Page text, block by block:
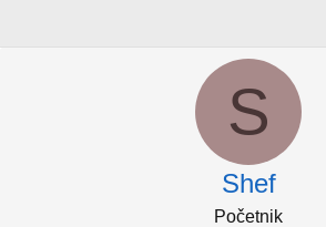
S
Shef
Početnik